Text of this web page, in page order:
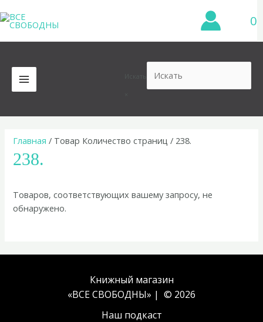
к
содержимому
0
MAIN
MENU
Главная / Товар Количество страниц / 238.
238.
Товаров, соответствующих вашему запросу, не
обнаружено.
Книжный магазин
«ВСЕ СВОБОДНЫ» | © 2026
Наш подкаст